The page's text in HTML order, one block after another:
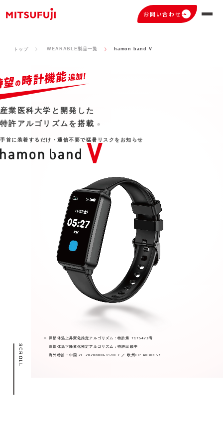
お問い合わせ
トップ WEARABLE製品一覧 hamon band V
S
C
R
O
L
L
深部体温上昇変化推定アルゴリズム：特許第 7175473号
深部体温下降変化推定アルゴリズム：特許出願中
海外特許：中国 ZL 202080063510.7 ／ 欧州EP 4030157
産業医科大学と開発した
特許アルゴリズムを搭載
※
⼿⾸に装着するだけ・通信不要で猛暑リスクをお知らせ